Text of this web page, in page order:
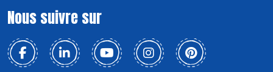
Nous suivre sur